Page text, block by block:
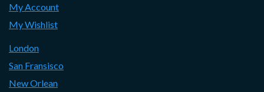
My Account
My Wishlist
London
San Fransisco
New Orlean